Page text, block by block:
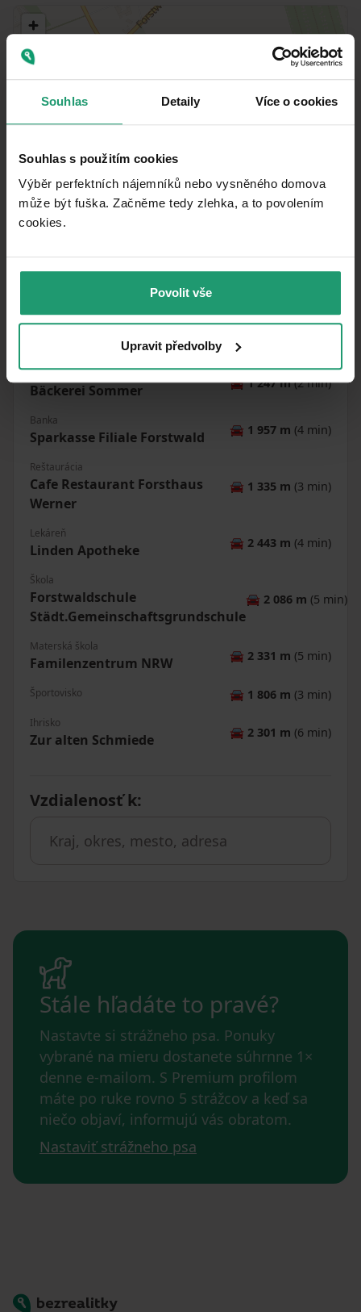
Souhlas Detaily Více o cookies
Souhlas s použitím cookies
Výběr perfektních nájemníků nebo vysněného domova
může být fuška. Začněme tedy zlehka, a to povolením
cookies.​
Povolit vše
Upravit předvolby
Pošta
Obchod
Bäckerei Sommer 🚘1 247 m(2 min)
Banka
Sparkasse Filiale Forstwald 🚘 1 957 m (4 min)
Reštaurácia
Cafe Restaurant Forsthaus
Werner
🚘 1 335 m (3 min)
Lekáreň
Linden Apotheke 🚘 2 443 m (4 min)
Škola
Forstwaldschule
Städt.Gemeinschaftsgrundschule
🚘 2 086 m (5 min)
Materská škola
Familenzentrum NRW 🚘 2 331 m (5 min)
Športovisko 🚘 1 806 m (3 min)
Ihrisko
Zur alten Schmiede 🚘 2 301 m (6 min)
Vzdialenosť k:
Stále hľadáte to pravé?
Nastavte si strážneho psa. Ponuky
vybrané na mieru dostanete súhrnne 1×
denne e-mailom. S Premium profilom
máte po ruke rovno 5 strážcov a keď sa
niečo objaví, informujú vás obratom.
Nastaviť strážneho psa
Bezrealitky